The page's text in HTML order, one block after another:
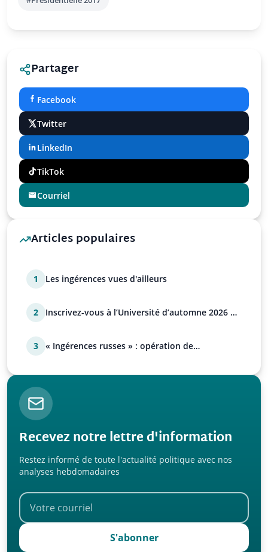
Partager
Facebook
Twitter
LinkedIn
TikTok
Courriel
Articles populaires
1 Les ingérences vues d'ailleurs
2
Inscrivez-vous à l’Université d’automne 2026 de
3
« Ingérences russes » : opération de
Recevez notre lettre d'information
Restez informé de toute l'actualité politique avec nos
analyses hebdomadaires
S'abonner